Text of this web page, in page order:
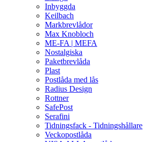
Inbyggda
Keilbach
Markbrevlådor
Max Knobloch
ME-FA | MEFA
Nostalgiska
Paketbrevlåda
Plast
Postlåda med lås
Radius Design
Rottner
SafePost
Serafini
Tidningsfack - Tidningshållare
Veckopostlåda